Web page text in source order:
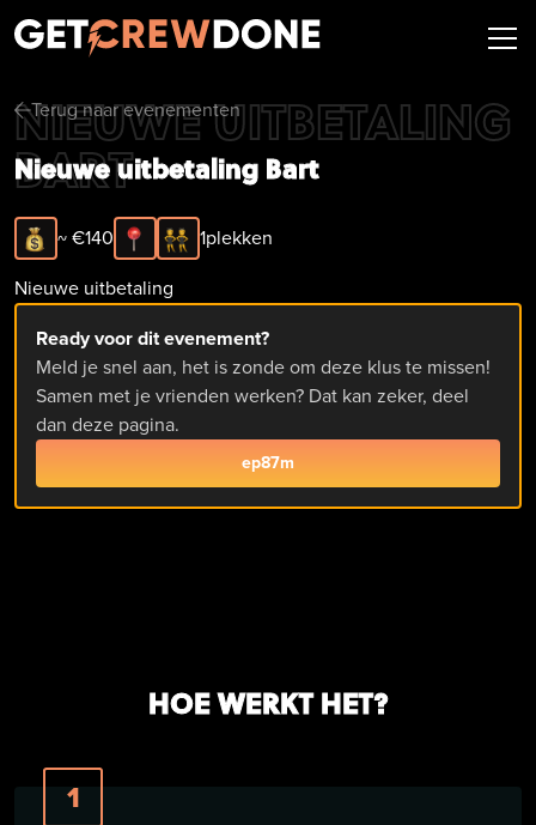
arrow-leftTerug naar evenementen
Nieuwe uitbetaling Bart
~ €140 1plekken
Nieuwe uitbetaling
Ready voor dit evenement?
Meld je snel aan, het is zonde om deze klus te missen!
Samen met je vrienden werken? Dat kan zeker, deel
dan deze pagina.
ep87m
NIEUWE UITBETALING
BART
HOE WERKT HET?
1